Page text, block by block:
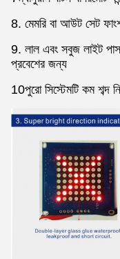
8. মেমরি বা আউট সেট
9. লাল এবং সবুজ লাইট
প্রবেশের জন্য
10পুরো সিস্টেমটি কম শব্দ